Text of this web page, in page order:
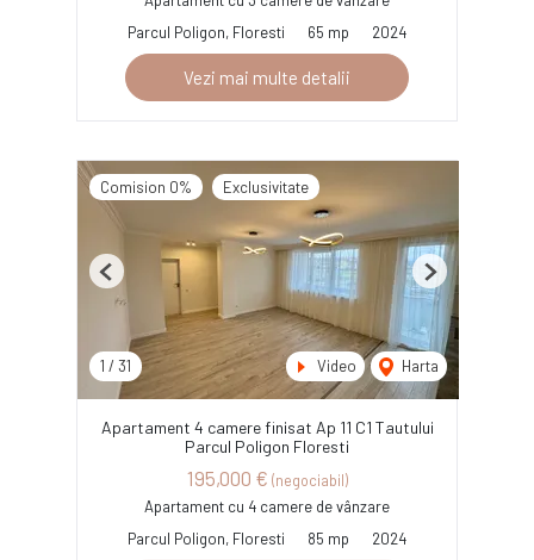
Parcul Poligon, Floresti
65 mp 2024
Vezi mai multe detalii
Comision 0% Exclusivitate
1 / 31 Video Harta
Previous Next
Apartament 4 camere finisat Ap 11 C1 Tautului
Parcul Poligon Floresti
195,000 € (negociabil)
Apartament cu 4 camere de vânzare
Parcul Poligon, Floresti
85 mp 2024